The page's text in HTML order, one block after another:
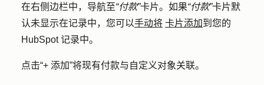
在右侧边栏中，导航至“付款”卡片。如果“付款”卡片默
认未显示在记录中，您可以手动将 卡片添加到您的
HubSpot 记录中。
点击“+ 添加”将现有付款与自定义对象关联。